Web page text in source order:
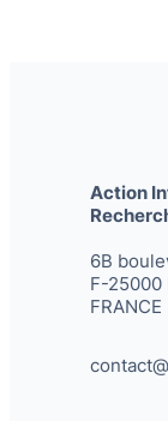
Action
6B
F-25000
FRANCE